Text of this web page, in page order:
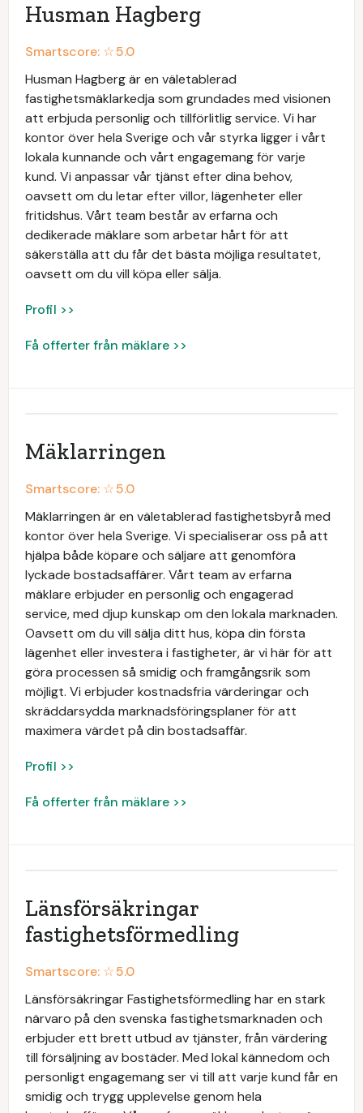
Husman Hagberg
Smartscore: ☆5.0
Husman Hagberg är en väletablerad
fastighetsmäklarkedja som grundades med visionen
att erbjuda personlig och tillförlitlig service. Vi har
kontor över hela Sverige och vår styrka ligger i vårt
lokala kunnande och vårt engagemang för varje
kund. Vi anpassar vår tjänst efter dina behov,
oavsett om du letar efter villor, lägenheter eller
fritidshus. Vårt team består av erfarna och
dedikerade mäklare som arbetar hårt för att
säkerställa att du får det bästa möjliga resultatet,
oavsett om du vill köpa eller sälja.
Profil >>
Få offerter från mäklare >>
Mäklarringen
Smartscore: ☆5.0
Mäklarringen är en väletablerad fastighetsbyrå med
kontor över hela Sverige. Vi specialiserar oss på att
hjälpa både köpare och säljare att genomföra
lyckade bostadsaffärer. Vårt team av erfarna
mäklare erbjuder en personlig och engagerad
service, med djup kunskap om den lokala marknaden.
Oavsett om du vill sälja ditt hus, köpa din första
lägenhet eller investera i fastigheter, är vi här för att
göra processen så smidig och framgångsrik som
möjligt. Vi erbjuder kostnadsfria värderingar och
skräddarsydda marknadsföringsplaner för att
maximera värdet på din bostadsaffär.
Profil >>
Få offerter från mäklare >>
Länsförsäkringar
fastighetsförmedling
Smartscore: ☆5.0
Länsförsäkringar Fastighetsförmedling har en stark
närvaro på den svenska fastighetsmarknaden och
erbjuder ett brett utbud av tjänster, från värdering
till försäljning av bostäder. Med lokal kännedom och
personligt engagemang ser vi till att varje kund får en
smidig och trygg upplevelse genom hela